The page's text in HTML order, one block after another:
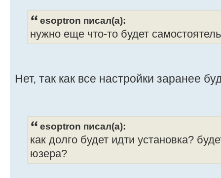
esoptron писал(а):
нужно еще что-то будет
Нет, так как все настройки заранее
esoptron писал(а):
как долго будет идти установка?
юзера?